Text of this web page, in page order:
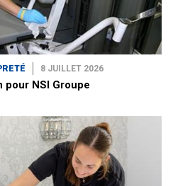
8 JUILLET 2026
pour NSI Groupe